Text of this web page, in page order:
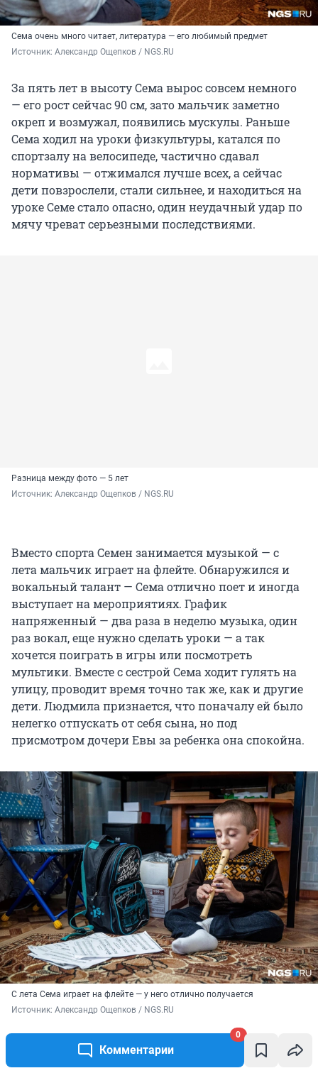
Комментарии
0
Сема очень много читает, литература — его любимый предмет
Источник: Александр Ощепков / NGS.RU
За пять лет в высоту Сема вырос совсем немного
— его рост сейчас 90 см, зато мальчик заметно
окреп и возмужал, появились мускулы. Раньше
Сема ходил на уроки физкультуры, катался по
спортзалу на велосипеде, частично сдавал
нормативы — отжимался лучше всех, а сейчас
дети повзрослели, стали сильнее, и находиться на
уроке Семе стало опасно, один неудачный удар по
мячу чреват серьезными последствиями.
Разница между фото — 5 лет
Источник: Александр Ощепков / NGS.RU
Вместо спорта Семен занимается музыкой — с
лета мальчик играет на флейте. Обнаружился и
вокальный талант — Сема отлично поет и иногда
выступает на мероприятиях. График
напряженный — два раза в неделю музыка, один
раз вокал, еще нужно сделать уроки — а так
хочется поиграть в игры или посмотреть
мультики. Вместе с сестрой Сема ходит гулять на
улицу, проводит время точно так же, как и другие
дети. Людмила признается, что поначалу ей было
нелегко отпускать от себя сына, но под
присмотром дочери Евы за ребенка она спокойна.
С лета Сема играет на флейте — у него отлично получается
Источник: Александр Ощепков / NGS.RU
— У меня знакомая — у нее дочь с таким же